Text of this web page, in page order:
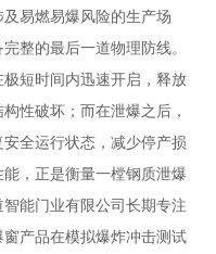
易燃易爆风险的生产场
整的最后一道物理防线。
短时间内迅速开启，释放
性破坏；而在泄爆之后，
全运行状态，减少停产损
，正是衡量一樘钢质泄爆
能门业有限公司长期专注
产品在模拟爆炸冲击测试